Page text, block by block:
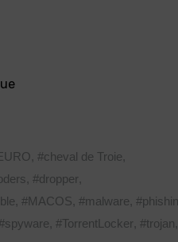
, #cheval de Troie,
, #dropper,
, #MACOS, #malware,
, #TorrentLocker, #trojan,